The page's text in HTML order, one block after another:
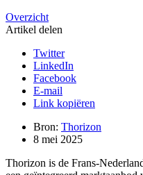
Overzicht
Artikel delen
Twitter
LinkedIn
Facebook
E-mail
Link kopiëren
Bron: Thorizon
8 mei 2025
Thorizon is de Frans-